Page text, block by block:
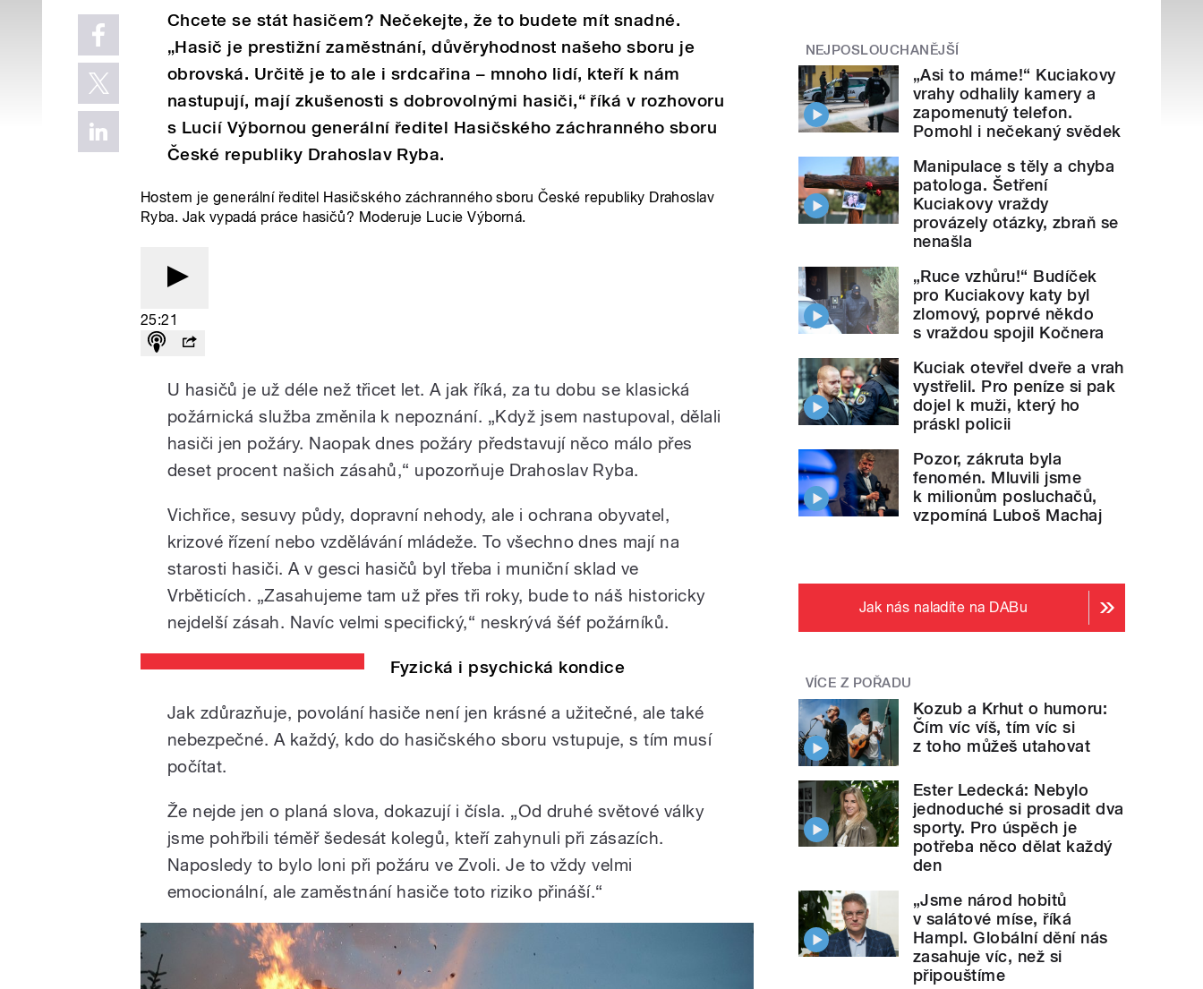
Chcete se stát hasičem? Nečekejte, že to budete mít snadné.
„Hasič je prestižní zaměstnání, důvěryhodnost našeho sboru je
obrovská. Určitě je to ale i srdcařina – mnoho lidí, kteří k nám
nastupují, mají zkušenosti s dobrovolnými hasiči,“ říká v rozhovoru
s Lucií Výbornou generální ředitel Hasičského záchranného sboru
České republiky Drahoslav Ryba.
Hostem je generální ředitel Hasičského záchranného sboru České republiky Drahoslav
Ryba. Jak vypadá práce hasičů? Moderuje Lucie Výborná.
25:21
U hasičů je už déle než třicet let. A jak říká, za tu dobu se klasická
požárnická služba změnila k nepoznání. „Když jsem nastupoval, dělali
hasiči jen požáry. Naopak dnes požáry představují něco málo přes
deset procent našich zásahů,“ upozorňuje Drahoslav Ryba.
Vichřice, sesuvy půdy, dopravní nehody, ale i ochrana obyvatel,
krizové řízení nebo vzdělávání mládeže. To všechno dnes mají na
starosti hasiči. A v gesci hasičů byl třeba i muniční sklad ve
Vrběticích. „Zasahujeme tam už přes tři roky, bude to náš historicky
nejdelší zásah. Navíc velmi specifický,“ neskrývá šéf požárníků.
Fyzická i psychická kondice
Jak zdůrazňuje, povolání hasiče není jen krásné a užitečné, ale také
nebezpečné. A každý, kdo do hasičského sboru vstupuje, s tím musí
počítat.
Že nejde jen o planá slova, dokazují i čísla. „Od druhé světové války
jsme pohřbili téměř šedesát kolegů, kteří zahynuli při zásazích.
Naposledy to bylo loni při požáru ve Zvoli. Je to vždy velmi
emocionální, ale zaměstnání hasiče toto riziko přináší.“
NEJPOSLOUCHANĚJŠÍ
„Asi to máme!“ Kuciakovy
vrahy odhalily kamery a
zapomenutý telefon.
Pomohl i nečekaný svědek
Manipulace s těly a chyba
patologa. Šetření
Kuciakovy vraždy
provázely otázky, zbraň se
nenašla
„Ruce vzhůru!“ Budíček
pro Kuciakovy katy byl
zlomový, poprvé někdo
s vraždou spojil Kočnera
Kuciak otevřel dveře a vrah
vystřelil. Pro peníze si pak
dojel k muži, který ho
práskl policii
Pozor, zákruta byla
fenomén. Mluvili jsme
k milionům posluchačů,
vzpomíná Luboš Machaj
Jak nás naladíte na DABu
VÍCE Z POŘADU
Kozub a Krhut o humoru:
Čím víc víš, tím víc si
z toho můžeš utahovat
Ester Ledecká: Nebylo
jednoduché si prosadit dva
sporty. Pro úspěch je
potřeba něco dělat každý
den
„Jsme národ hobitů
v salátové míse, říká
Hampl. Globální dění nás
zasahuje víc, než si
připouštíme